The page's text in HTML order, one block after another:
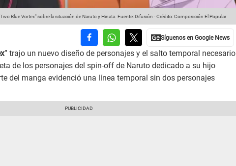
Blue Vortex" sobre la situación de Naruto y Hinata. Fuente: Difusión -Crédito: Composición El Popular
” trajo un nuevo diseño de personajes y el salto temporal necesario
de los personajes del spin-off de Naruto dedicado a su hijo
del manga evidenció una línea temporal sin dos personajes